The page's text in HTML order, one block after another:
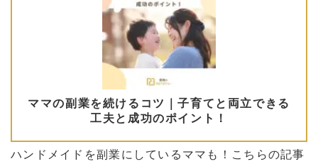
ハンドメイドを副業にしているママも！こちらの記事